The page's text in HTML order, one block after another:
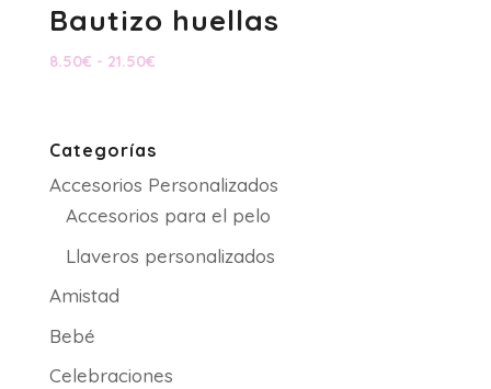
Bautizo huellas
8.50€ - 21.50€Rango
8.50€
hasta
21.50€
Categorías
Accesorios Personalizados
Accesorios para el pelo
Llaveros personalizados
Amistad
Bebé
Celebraciones